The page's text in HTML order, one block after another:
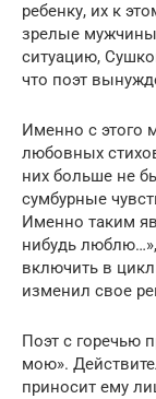
ребенку, их к
зрелые
ситуацию,
что поэт
Именно с этого
любовных
них больше не
сумбурные
Именно таким
нибудь
включить в
изменил свое
Поэт с горечью
мою».
приносит ему